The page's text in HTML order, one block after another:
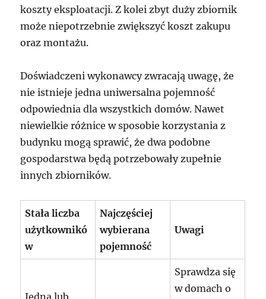
koszty eksploatacji. Z kolei zbyt duży zbiornik
może niepotrzebnie zwiększyć koszt zakupu
oraz montażu.
Doświadczeni wykonawcy zwracają uwagę, że
nie istnieje jedna uniwersalna pojemność
odpowiednia dla wszystkich domów. Nawet
niewielkie różnice w sposobie korzystania z
budynku mogą sprawić, że dwa podobne
gospodarstwa będą potrzebowały zupełnie
innych zbiorników.
Stała liczba
użytkownikó
w
Najczęściej
wybierana
pojemność
Uwagi
Sprawdza się
w domach o